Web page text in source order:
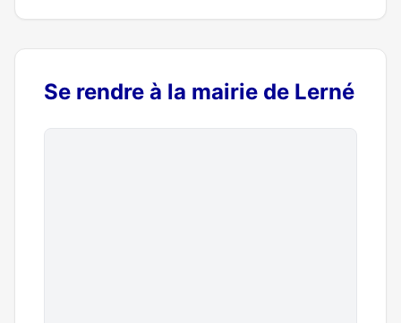
Se rendre à la mairie de Lerné